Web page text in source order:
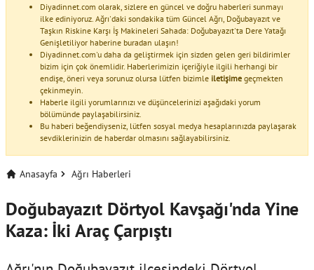
Diyadinnet.com olarak, sizlere en güncel ve doğru haberleri sunmayı
ilke ediniyoruz. Ağrı'daki sondakika tüm Güncel Ağrı, Doğubayazıt ve
Taşkın Riskine Karşı İş Makineleri Sahada: Doğubayazıt'ta Dere Yatağı
Genişletiliyor haberine buradan ulaşın!
Diyadinnet.com'u daha da geliştirmek için sizden gelen geri bildirimler
bizim için çok önemlidir. Haberlerimizin içeriğiyle ilgili herhangi bir
endişe, öneri veya sorunuz olursa lütfen bizimle iletişime geçmekten
çekinmeyin.
Haberle ilgili yorumlarınızı ve düşüncelerinizi aşağıdaki yorum
bölümünde paylaşabilirsiniz.
Bu haberi beğendiyseniz, lütfen sosyal medya hesaplarınızda paylaşarak
sevdiklerinizin de haberdar olmasını sağlayabilirsiniz.
Anasayfa Ağrı Haberleri
Doğubayazıt Dörtyol Kavşağı'nda Yine
Kaza: İki Araç Çarpıştı